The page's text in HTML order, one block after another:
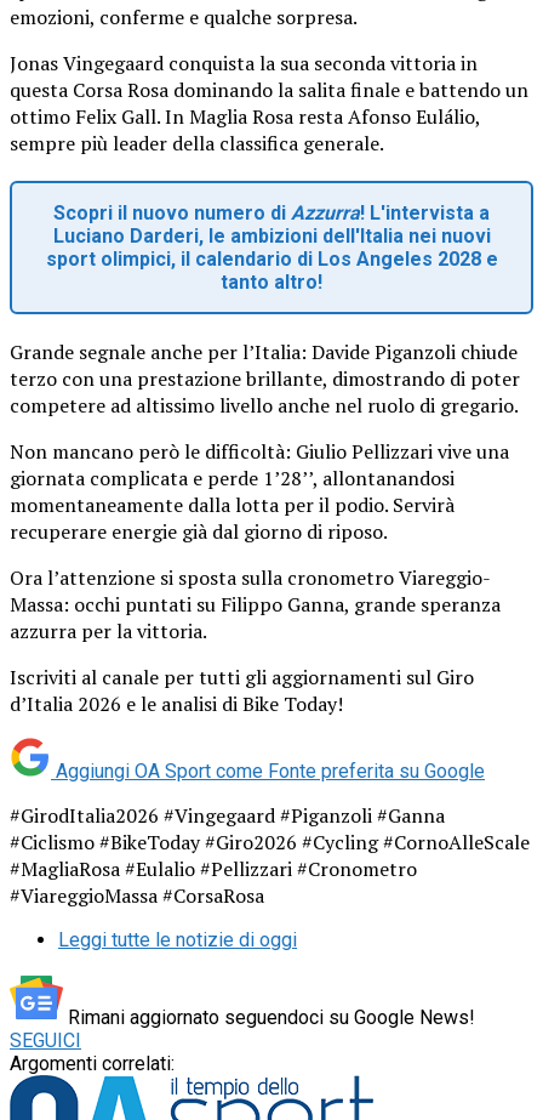
emozioni, conferme e qualche sorpresa.
Jonas Vingegaard conquista la sua seconda vittoria in
questa Corsa Rosa dominando la salita finale e battendo un
ottimo Felix Gall. In Maglia Rosa resta Afonso Eulálio,
sempre più leader della classifica generale.
Scopri il nuovo numero di Azzurra! L'intervista a
Luciano Darderi, le ambizioni dell'Italia nei nuovi
sport olimpici, il calendario di Los Angeles 2028 e
tanto altro!
Grande segnale anche per l’Italia: Davide Piganzoli chiude
terzo con una prestazione brillante, dimostrando di poter
competere ad altissimo livello anche nel ruolo di gregario.
Non mancano però le difficoltà: Giulio Pellizzari vive una
giornata complicata e perde 1’28’’, allontanandosi
momentaneamente dalla lotta per il podio. Servirà
recuperare energie già dal giorno di riposo.
Ora l’attenzione si sposta sulla cronometro Viareggio-
Massa: occhi puntati su Filippo Ganna, grande speranza
azzurra per la vittoria.
Iscriviti al canale per tutti gli aggiornamenti sul Giro
d’Italia 2026 e le analisi di Bike Today!
Aggiungi OA Sport come Fonte preferita su Google
#GirodItalia2026 #Vingegaard #Piganzoli #Ganna
#Ciclismo #BikeToday #Giro2026 #Cycling #CornoAlleScale
#MagliaRosa #Eulalio #Pellizzari #Cronometro
#ViareggioMassa #CorsaRosa
Leggi tutte le notizie di oggi
Rimani aggiornato seguendoci su Google News!
SEGUICI
Argomenti correlati: